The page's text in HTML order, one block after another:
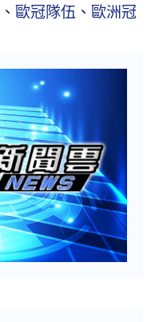
、 歐冠隊伍 、 歐洲冠